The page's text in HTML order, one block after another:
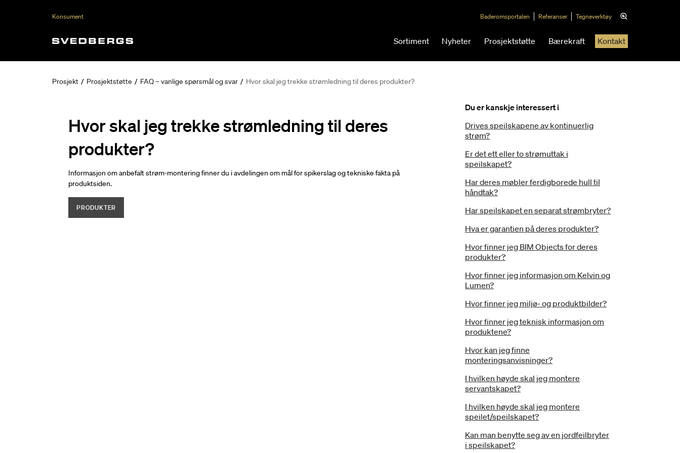
Konsument Baderomsportalen Referanser Tegneverktøy
Sortiment Nyheter Prosjektstøtte Bærekraft Kontakt
Prosjekt / Prosjektstøtte / FAQ – vanlige spørsmål og svar / Hvor skal jeg trekke strømledning til deres produkter?
Hvor skal jeg trekke strømledning til deres
produkter?
Informasjon om anbefalt strøm-montering finner du i avdelingen om mål for spikerslag og tekniske fakta på
produktsiden.
PRODUKTER
Du er kanskje interessert i
Drives speilskapene av kontinuerlig
strøm?
Er det ett eller to strømuttak i
speilskapet?
Har deres møbler ferdigborede hull til
håndtak?
Har speilskapet en separat strømbryter?
Hva er garantien på deres produkter?
Hvor finner jeg BIM Objects for deres
produkter?
Hvor finner jeg informasjon om Kelvin og
Lumen?
Hvor finner jeg miljø- og produktbilder?
Hvor finner jeg teknisk informasjon om
produktene?
Hvor kan jeg finne
monteringsanvisninger?
I hvilken høyde skal jeg montere
servantskapet?
I hvilken høyde skal jeg montere
speilet/speilskapet?
Kan man benytte seg av en jordfeilbryter
i speilskapet?